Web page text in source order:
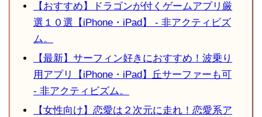
【おすすめ】ドラゴンが付くゲームアプリ厳
選１０選【iPhone・iPad】 - 非アクティビズ
ム。
【最新】サーフィン好きにおすすめ！波乗り
用アプリ【iPhone・iPad】丘サーファーも可
- 非アクティビズム。
【女性向け】恋愛は２次元に走れ！恋愛系ア